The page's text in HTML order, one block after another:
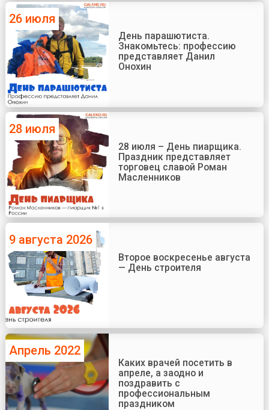
26 июля
День парашютиста.
Знакомьтесь: профессию
представляет Данил
Онохин
28 июля
28 июля – День пиарщика.
Праздник представляет
торговец славой Роман
Масленников
9 августа 2026
Второе воскресенье августа
— День строителя
Апрель 2022
Каких врачей посетить в
апреле, а заодно и
поздравить с
профессиональным
праздником